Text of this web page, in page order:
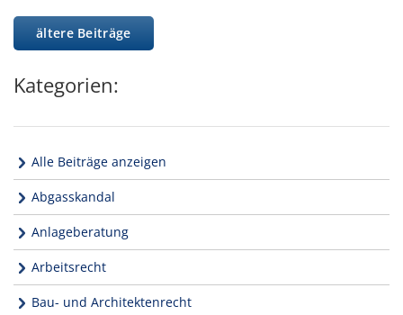
ältere Beiträge
Kategorien:
Alle Beiträge anzeigen
Abgasskandal
Anlageberatung
Arbeitsrecht
Bau- und Architektenrecht